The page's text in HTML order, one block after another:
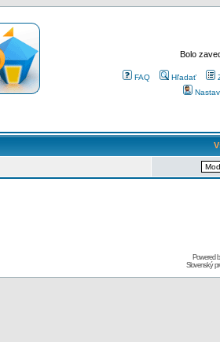
Bolo
FAQ Hľadať
Powered
Slovenský